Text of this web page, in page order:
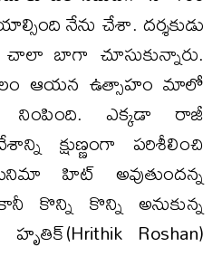
నేను చేశా. దర్శకుడు
బాగా చూసుకున్నారు.
ఆయన ఉత్సాహం మాలో
నింపింది. ఎక్కడా రాజీ
క్షుణ్ణంగా పరిశీలించి
హిట్ అవుతుందన్న
కొన్ని కొన్ని అనుకున్న
Roshan)